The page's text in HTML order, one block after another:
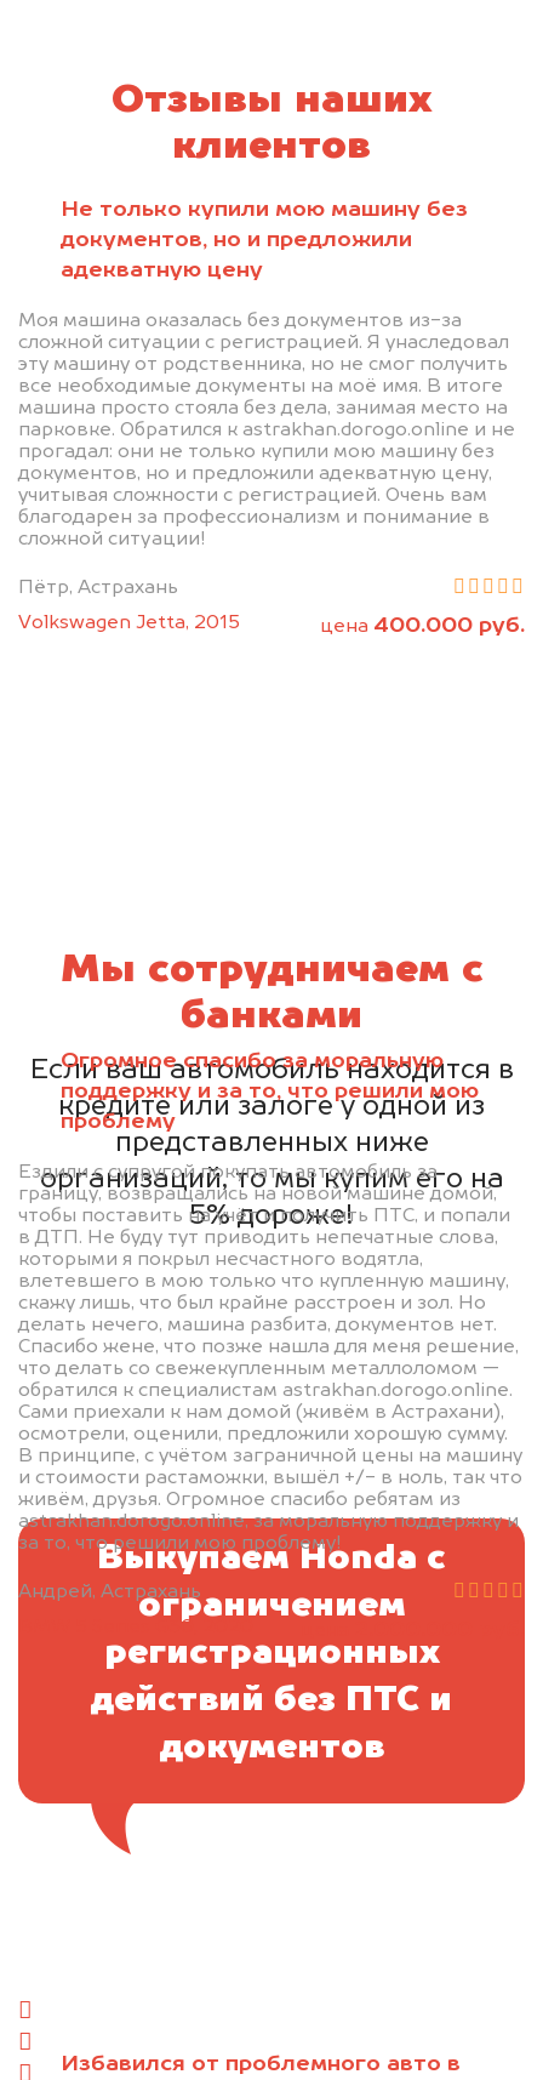
Отзывы наших
клиентов
Не только купили мою машину без
документов, но и предложили
адекватную цену
Моя машина оказалась без документов из-за
сложной ситуации с регистрацией. Я унаследовал
эту машину от родственника, но не смог получить
все необходимые документы на моё имя. В итоге
машина просто стояла без дела, занимая место на
парковке. Обратился к astrakhan.dorogo.online и не
прогадал: они не только купили мою машину без
документов, но и предложили адекватную цену,
учитывая сложности с регистрацией. Очень вам
благодарен за профессионализм и понимание в
сложной ситуации!
Пётр, Астрахань
Volkswagen Jetta, 2015
цена 400.000 руб.
Огромное спасибо за моральную
поддержку и за то, что решили мою
проблему
Ездили с супругой покупать автомобиль за
границу, возвращались на новой машине домой,
чтобы поставить на учёт и получить ПТС, и попали
в ДТП. Не буду тут приводить непечатные слова,
которыми я покрыл несчастного водятла,
влетевшего в мою только что купленную машину,
скажу лишь, что был крайне расстроен и зол. Но
делать нечего, машина разбита, документов нет.
Спасибо жене, что позже нашла для меня решение,
что делать со свежекупленным металлоломом —
обратился к специалистам astrakhan.dorogo.online.
Сами приехали к нам домой (живём в Астрахани),
осмотрели, оценили, предложили хорошую сумму.
В принципе, с учётом заграничной цены на машину
и стоимости растаможки, вышёл +/- в ноль, так что
живём, друзья. Огромное спасибо ребятам из
astrakhan.dorogo.online, за моральную поддержку и
за то, что решили мою проблему!
Андрей, Астрахань
BMW 5 Series G30, 2020
Избавился от проблемного авто в
Мы сотрудничаем с
банками
Если ваш автомобиль находится в
кредите или залоге у одной из
представленных ниже
организаций, то мы купим его на
5% дороже!
Выкупаем Honda с
ограничением
регистрационных
действий без ПТС и
документов